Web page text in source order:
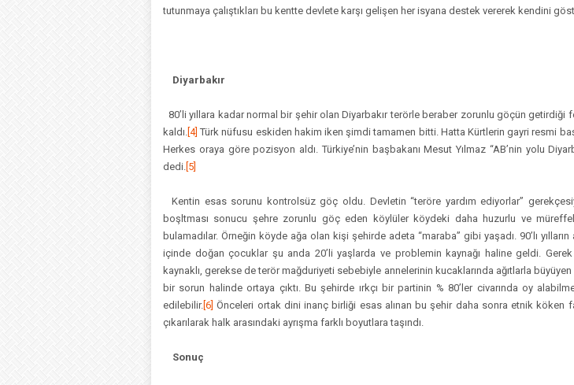
tutunmaya çalıştıkları bu kentte devlete karşı gelişen her isyana destek vererek kendini
Diyarbakır
80’li yıllara kadar normal bir şehir olan Diyarbakır terörle beraber zorunlu göçün getirdiği
kaldı. [4] Türk nüfusu eskiden hakim iken şimdi tamamen bitti. Hatta Kürtlerin gayri resmi
Herkes oraya göre pozisyon aldı. Türkiye’nin başbakanı Mesut Yılmaz “AB’nin yolu
dedi. [5]
Kentin esas sorunu kontrolsüz göç oldu. Devletin “teröre yardım ediyorlar”
boşltması sonucu şehre zorunlu göç eden köylüler köydeki daha huzurlu ve
bulamadılar. Örneğin köyde ağa olan kişi şehirde adeta “maraba” gibi yaşadı. 90’lı yılların
içinde doğan çocuklar şu anda 20’li yaşlarda ve problemin kaynağı haline geldi.
kaynaklı, gerekse de terör mağduriyeti sebebiyle annelerinin kucaklarında ağıtlarla
bir sorun halinde ortaya çıktı. Bu şehirde ırkçı bir partinin % 80’ler civarında oy
edilebilir. [6] Önceleri ortak dini inanç birliği esas alınan bu şehir daha sonra etnik köken
çıkarılarak halk arasındaki ayrışma farklı boyutlara taşındı.
Sonuç